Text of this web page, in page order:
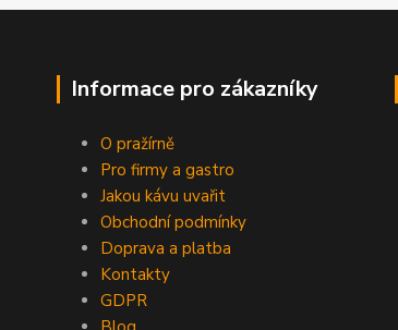
Informace pro zákazníky
O pražírně
Pro firmy a gastro
Jakou kávu uvařit
Obchodní podmínky
Doprava a platba
Kontakty
GDPR